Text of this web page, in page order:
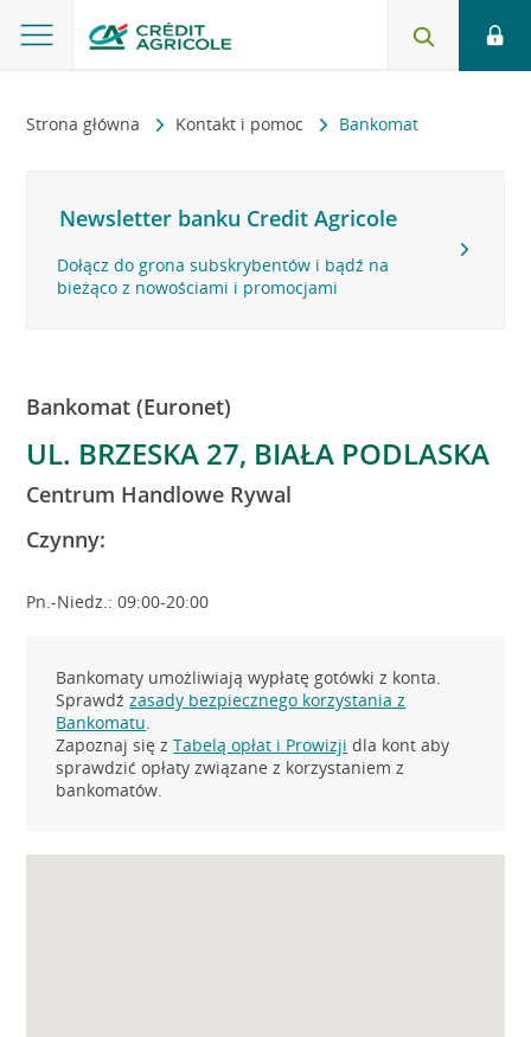
Strona główna Kontakt i pomoc Bankomat
Newsletter banku Credit Agricole
Dołącz do grona subskrybentów i bądź na
bieżąco z nowościami i promocjami
Bankomat (Euronet)
UL. BRZESKA 27, BIAŁA PODLASKA
Centrum Handlowe Rywal
Czynny:
Pn.-Niedz.: 09:00-20:00
Bankomaty umożliwiają wypłatę gotówki z konta.
Sprawdźzasady bezpiecznego korzystania z
Bankomatu.
Zapoznaj się zTabelą opłat i Prowizji dla kont aby
sprawdzić opłaty związane z korzystaniem z
bankomatów.